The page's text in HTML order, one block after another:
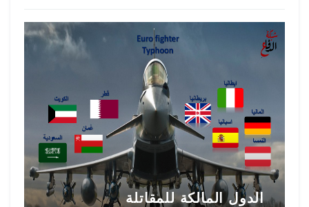
الدول المالكة للمقاتلة